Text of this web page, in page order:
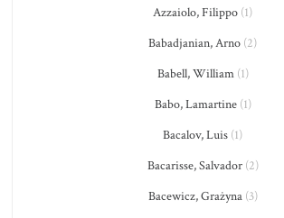
Azzaiolo, Filippo (1)
Babadjanian, Arno (2)
Babell, William(1)
Babo, Lamartine(1)
Bacalov, Luis (1)
Bacarisse, Salvador(2)
Bacewicz, Grażyna(3)